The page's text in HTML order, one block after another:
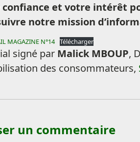
et votre intérêt
notre mission
MAGAZINE N°14 Télécharger
signé par Malick MBOUP,
des consommateurs,
un commentaire